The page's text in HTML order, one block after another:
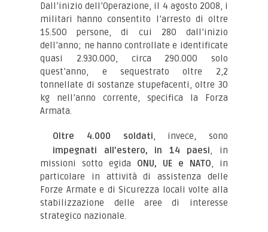
Dall’inizio dell’Operazione, il 4 agosto 2008, i
militari hanno consentito l’arresto di oltre
15.500 persone, di cui 280 dall’inizio
dell’anno; ne hanno controllate e identificate
quasi 2.930.000, circa 290.000 solo
quest’anno, e sequestrato oltre 2,2
tonnellate di sostanze stupefacenti, oltre 30
kg nell’anno corrente, specifica la Forza
Armata.
Oltre 4.000 soldati, invece, sono
impegnati all’estero, in 14 paesi, in
missioni sotto egida ONU, UE e NATO, in
particolare in attività di assistenza delle
Forze Armate e di Sicurezza locali volte alla
stabilizzazione delle aree di interesse
strategico nazionale.